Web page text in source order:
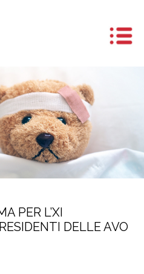
PER L’XI
DELLE AVO